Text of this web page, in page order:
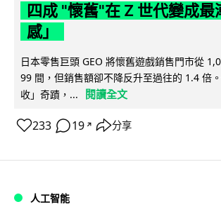
四成 "懷舊"在 Z 世代變成最
感」
日本零售巨頭 GEO 將懷舊遊戲銷售門市從
99 間，但銷售額卻不降反升至過往的 1.4 倍
收」奇蹟，...
閱讀全文
233 19 ↗ 分享
人工智能